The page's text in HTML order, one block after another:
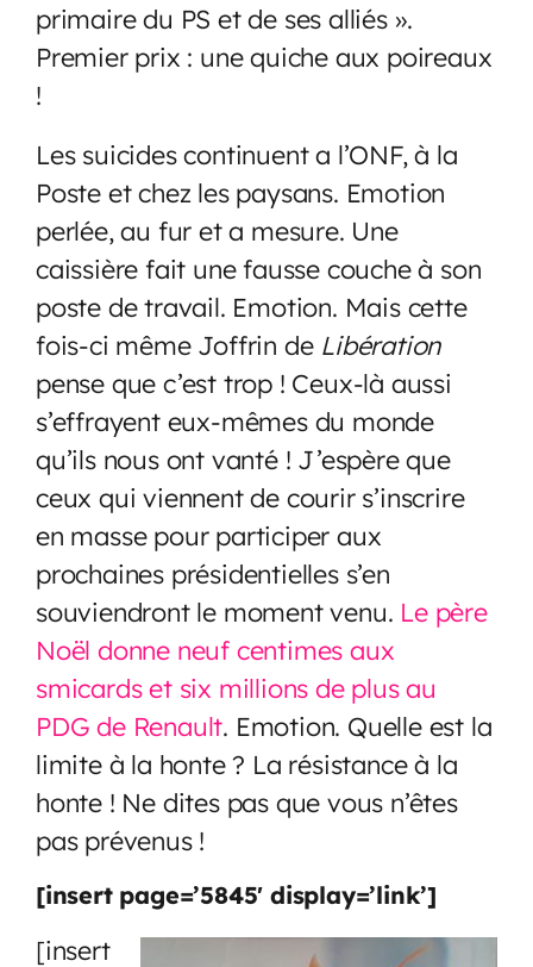
primaire du PS et de ses alliés ».
Premier prix : une quiche aux poireaux
!
Les suicides continuent a l’ONF, à la
Poste et chez les paysans. Emotion
perlée, au fur et a mesure. Une
caissière fait une fausse couche à son
poste de travail. Emotion. Mais cette
fois-ci même Joffrin de Libération
pense que c’est trop ! Ceux-là aussi
s’effrayent eux-mêmes du monde
qu’ils nous ont vanté ! J’espère que
ceux qui viennent de courir s’inscrire
en masse pour participer aux
prochaines présidentielles s’en
souviendront le moment venu. Le père
Noël donne neuf centimes aux
smicards et six millions de plus au
PDG de Renault. Emotion. Quelle est la
limite à la honte ? La résistance à la
honte ! Ne dites pas que vous n’êtes
pas prévenus !
[insert page=’5845′ display=’link’]
[insert